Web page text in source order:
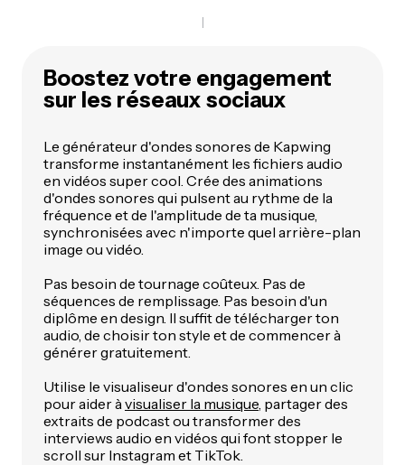
Boostez votre engagement
sur les réseaux sociaux
Le générateur d'ondes sonores de Kapwing
transforme instantanément les fichiers audio
en vidéos super cool. Crée des animations
d'ondes sonores qui pulsent au rythme de la
fréquence et de l'amplitude de ta musique,
synchronisées avec n'importe quel arrière-plan
image ou vidéo.
Pas besoin de tournage coûteux. Pas de
séquences de remplissage. Pas besoin d'un
diplôme en design. Il suffit de télécharger ton
audio, de choisir ton style et de commencer à
générer gratuitement.
Utilise le visualiseur d'ondes sonores en un clic
pour aider à visualiser la musique , partager des
extraits de podcast ou transformer des
interviews audio en vidéos qui font stopper le
scroll sur Instagram et TikTok.